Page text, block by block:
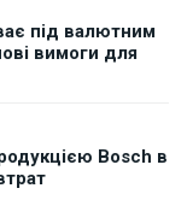
під валютним
вимоги для
Bosch в